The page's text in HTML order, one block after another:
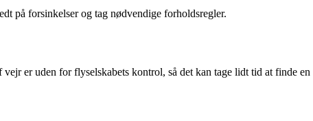
på forsinkelser og tag nødvendige forholdsregler.
er uden for flyselskabets kontrol, så det kan tage lidt tid at finde en